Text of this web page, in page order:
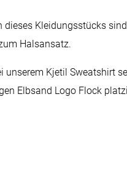
Kleidungsstücks
Halsansatz.
unserem Kjetil Sweatshirt
Elbsand Logo Flock